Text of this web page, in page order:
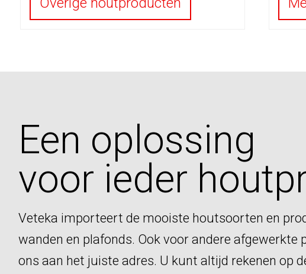
Een oplossing
voor ieder
Veteka importeert de mooiste houtsoorten en
wanden en plafonds. Ook voor andere
ons aan het juiste adres. U kunt altijd rekenen op